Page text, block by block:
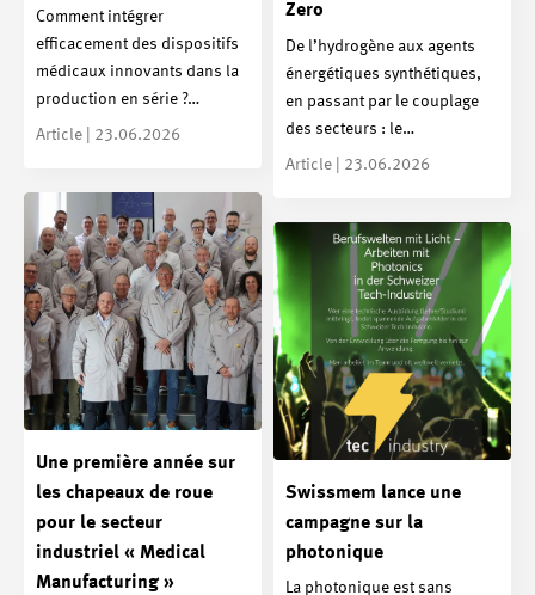
Comment intégrer
efficacement des dispositifs
médicaux innovants dans la
production en série ?…
Article | 23.06.2026
Zero
De l’hydrogène aux agents
énergétiques synthétiques,
en passant par le couplage
des secteurs : le…
Article | 23.06.2026
Une première année sur
les chapeaux de roue
pour le secteur
industriel « Medical
Manufacturing »
Swissmem lance une
campagne sur la
photonique
La photonique est sans